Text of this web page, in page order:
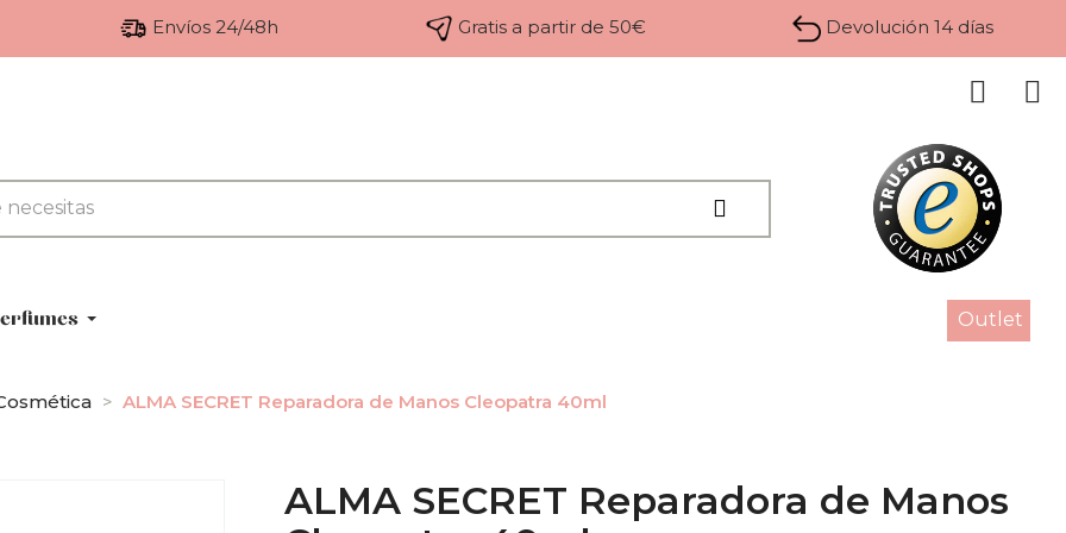
Envíos 24/48h Gratis a partir de 50€ Devolución 14 días
Outlet
ALMA SECRET Reparadora de Manos Cleopatra 40ml
ALMA SECRET Reparadora de Manos